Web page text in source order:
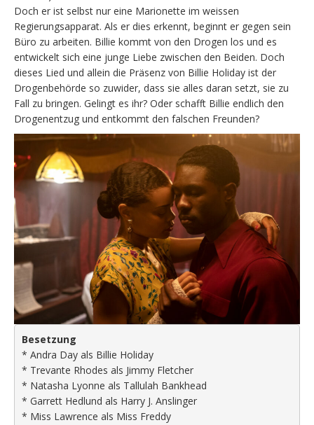
Doch er ist selbst nur eine Marionette im weissen
Regierungsapparat. Als er dies erkennt, beginnt er gegen sein
Büro zu arbeiten. Billie kommt von den Drogen los und es
entwickelt sich eine junge Liebe zwischen den Beiden. Doch
dieses Lied und allein die Präsenz von Billie Holiday ist der
Drogenbehörde so zuwider, dass sie alles daran setzt, sie zu
Fall zu bringen. Gelingt es ihr? Oder schafft Billie endlich den
Drogenentzug und entkommt den falschen Freunden?
Besetzung
* Andra Day als Billie Holiday
* Trevante Rhodes als Jimmy Fletcher
* Natasha Lyonne als Tallulah Bankhead
* Garrett Hedlund als Harry J. Anslinger
* Miss Lawrence als Miss Freddy